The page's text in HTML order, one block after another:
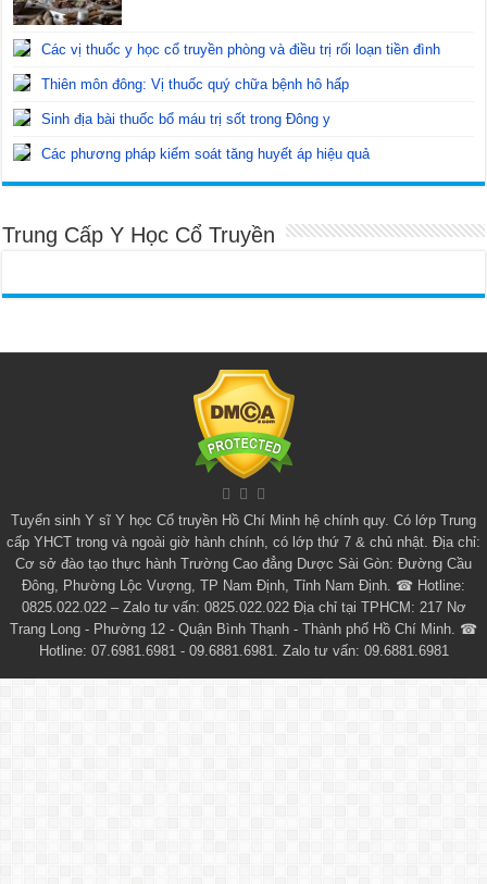
Các vị thuốc y học cổ truyền phòng và điều trị rối loạn tiền đình
Thiên môn đông: Vị thuốc quý chữa bệnh hô hấp
Sinh địa bài thuốc bổ máu trị sốt trong Đông y
Các phương pháp kiểm soát tăng huyết áp hiệu quả
Trung Cấp Y Học Cổ Truyền
Tuyển sinh Y sĩ Y học Cổ truyền Hồ Chí Minh hệ chính quy. Có lớp Trung
cấp YHCT trong và ngoài giờ hành chính, có lớp thứ 7 & chủ nhật. Địa chỉ:
Cơ sở đào tạo thực hành Trường Cao đẳng Dược Sài Gòn: Đường Cầu
Đông, Phường Lộc Vượng, TP Nam Định, Tỉnh Nam Định. ☎ Hotline:
0825.022.022 – Zalo tư vấn: 0825.022.022 Địa chỉ tại TPHCM: 217 Nơ
Trang Long - Phường 12 - Quận Bình Thạnh - Thành phố Hồ Chí Minh. ☎
Hotline: 07.6981.6981 - 09.6881.6981. Zalo tư vấn: 09.6881.6981